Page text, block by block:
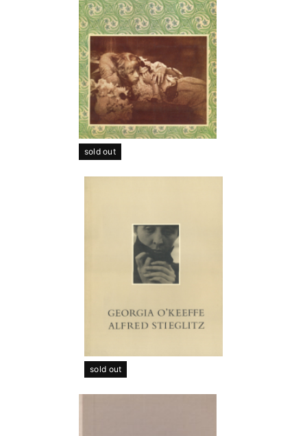
sold out
sold out